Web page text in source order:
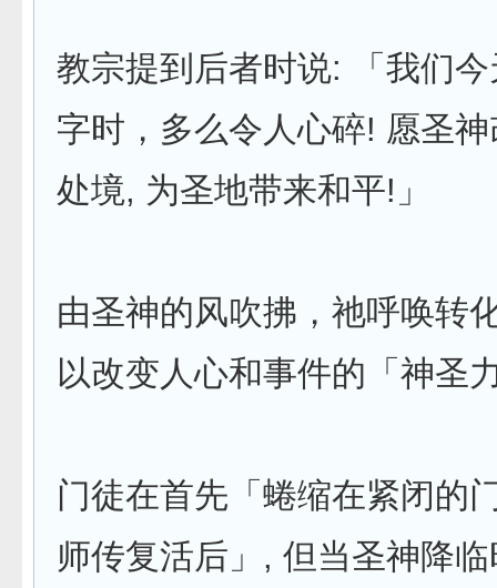
教宗提到后者时说: 「我们
字时，多么令人心碎! 愿圣
处境, 为圣地带来和平!」
由圣神的风吹拂，祂呼唤转
以改变人心和事件的「神圣
门徒在首先「蜷缩在紧闭的
师传复活后」, 但当圣神降